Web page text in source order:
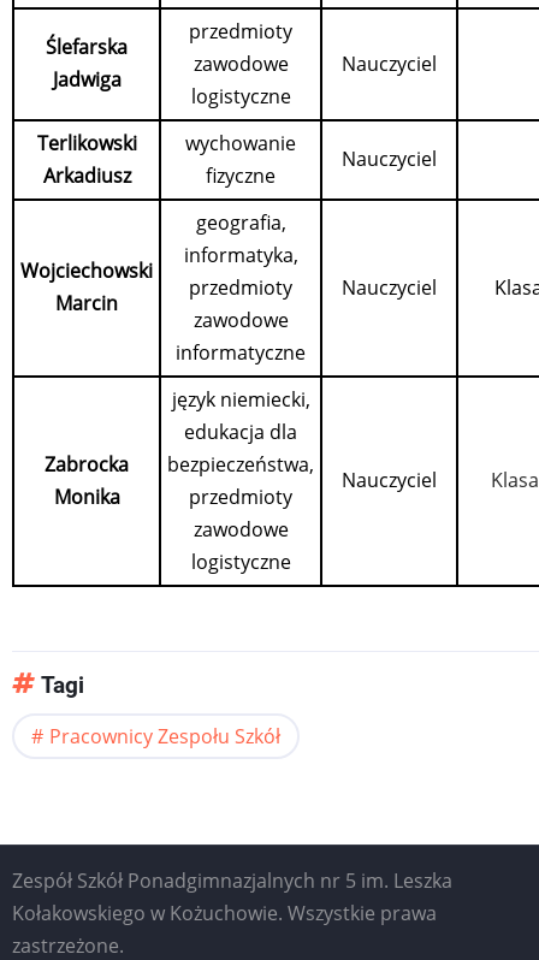
Ślefarska
Jadwiga
przedmioty
zawodowe
logistyczne
Nauczyciel
Terlikowski
Arkadiusz
wychowanie
fizyczne
Nauczyciel
Wojciechowski
Marcin
geografia,
informatyka,
przedmioty
zawodowe
informatyczne
Nauczyciel
Zabrocka
Monika
język niemiecki,
edukacja dla
bezpieczeństwa,
przedmioty
zawodowe
logistyczne
Nauczyciel
Tagi
Pracownicy Zespołu Szkół
Zespół Szkół Ponadgimnazjalnych nr 5 im. Leszka
Kołakowskiego w Kożuchowie. Wszystkie prawa
zastrzeżone.